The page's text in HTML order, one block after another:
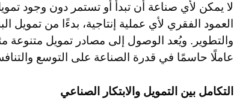
لا يمكن لأي صناعة أن تبدأ أو تستمر دون وجود
العمود الفقري لأي عملية إنتاجية، بدءًا من تمويل
والتطوير. ويُعد الوصول إلى مصادر تمويل متنوعة
عاملًا حاسمًا في قدرة الصناعة على التوسع
التكامل بين التمويل والابتكار الصناعي